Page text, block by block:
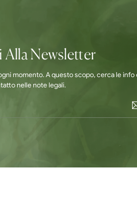
Alla Newsletter
momento. A questo scopo, cerca le info
nelle note legali.